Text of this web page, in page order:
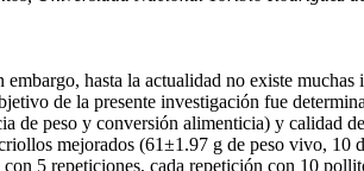
hasta la actualidad no existe
de la presente investigación fue
de peso y conversión alimenticia) y calidad
mejorados (61±1.97 g de peso vivo, 10
5 repeticiones, cada repetición con 10